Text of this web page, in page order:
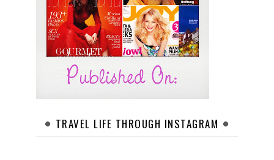
TRAVEL LIFE THROUGH INSTAGRAM